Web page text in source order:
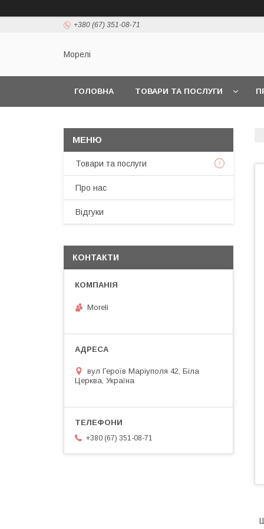
+380 (67) 351-08-71
Морелі
ГОЛОВНА ТОВАРИ ТА ПОСЛУГИ
Товари та послуги
Про нас
Відгуки
КОНТАКТИ
Moreli
вул Героїв Маріуполя 42, Біла
Церква, Україна
+380 (67) 351-08-71